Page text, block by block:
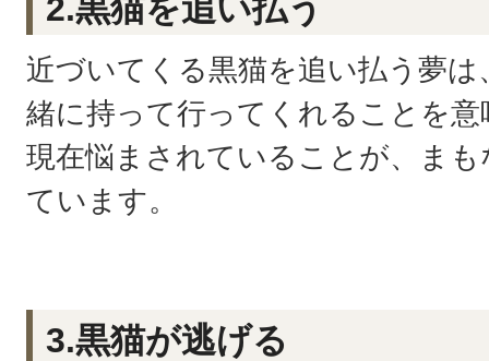
2.黒猫を追い払う
近づいてくる黒猫を追い払う夢
緒に持って行ってくれることを
現在悩まされていることが、ま
ています。
3.黒猫が逃げる